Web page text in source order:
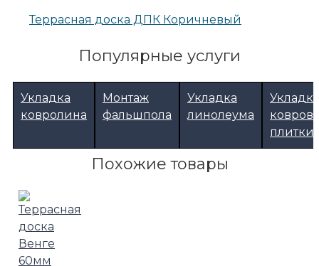
Террасная доска ДПК Коричневый
Популярные услуги
Укладка
ковролина
Монтаж
фальшпола
Укладка
линолеума
Укладка
плитки
Похожие товары